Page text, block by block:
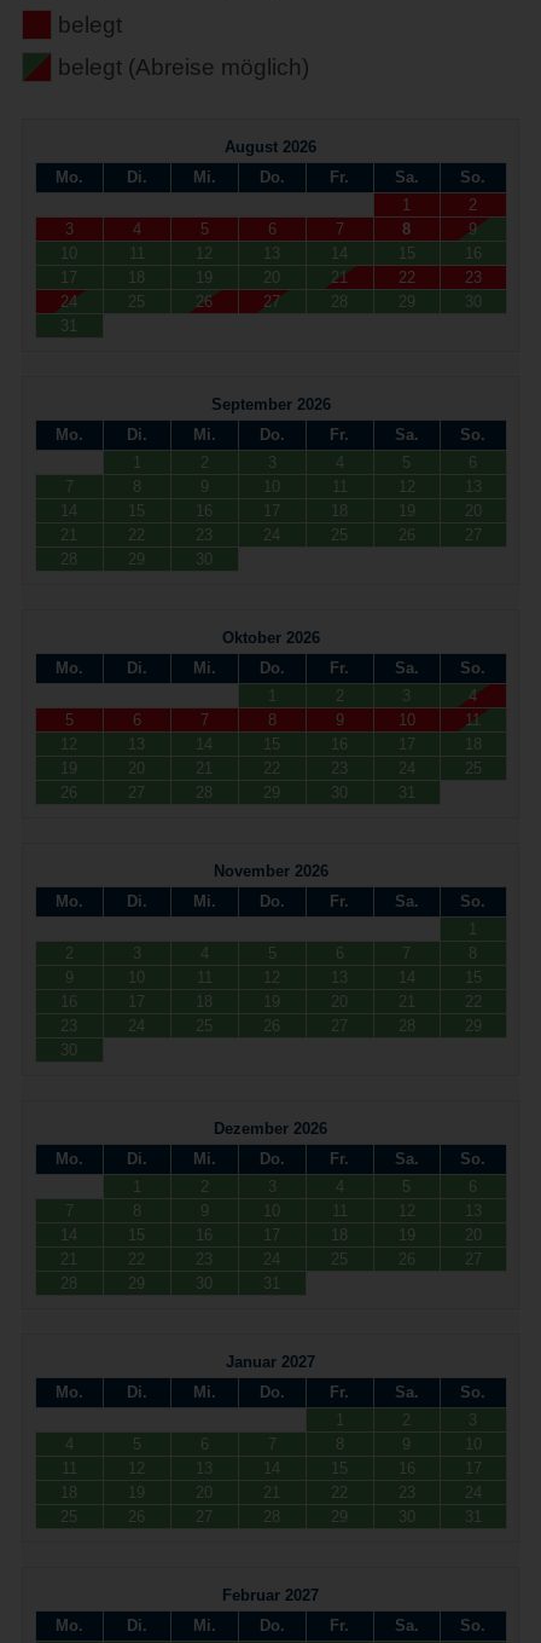
belegt
belegt (Abreise möglich)
August 2026
Mo.
Di. Mi. Do. Fr. Sa.
So.
1
2
3
4 5 6 7 8
9
10
11 12 13 14 15
16
17
18 19 20 21 22
23
24
25 26 27 28 29
30
31
September 2026
Mo.
Di. Mi. Do. Fr. Sa.
So.
1
2 3 4 5
6
7
8 9 10 11 12
13
14
15 16 17 18 19
20
21
22 23 24 25 26
27
28
29 30
Oktober 2026
Mo.
Di. Mi. Do. Fr. Sa.
So.
1
2 3
4
5
6 7 8 9 10
11
12
13 14 15 16 17
18
19
20 21 22 23 24
25
26
27 28 29 30 31
November 2026
Mo.
Di. Mi. Do. Fr. Sa.
So.
1
2
3 4 5 6 7
8
9
10 11 12 13 14
15
16
17 18 19 20 21
22
23
24 25 26 27 28
29
30
Dezember 2026
Mo.
Di. Mi. Do. Fr. Sa.
So.
1
2 3 4 5
6
7
8 9 10 11 12
13
14
15 16 17 18 19
20
21
22 23 24 25 26
27
28
29 30 31
Januar 2027
Mo.
Di. Mi. Do. Fr. Sa.
So.
1
2
3
4
5 6 7 8 9
10
11
12 13 14 15 16
17
18
19 20 21 22 23
24
25
26 27 28 29 30 31
Februar 2027
Mo.
Di. Mi. Do. Fr. Sa.
So.